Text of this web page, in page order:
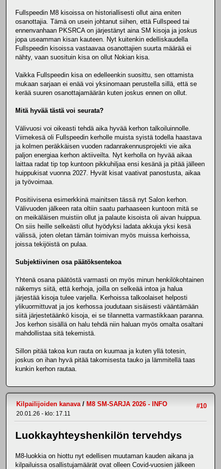
Fullspeedin M8 kisoissa on historiallisesti ollut aina eniten
osanottajia. Tämä on usein johtanut siihen, että Fullspeed tai
ennenvanhaan PKSRCA on järjestänyt aina SM kisoja ja joskus
jopa useamman kisan kauteen. Nyt kuitenkin edelliskaudella
Fullspeedin kisoissa vastaavaa osanottajien suurta määrää ei
nähty, vaan suosituin kisa on ollut Nokian kisa.
Vaikka Fullspeedin kisa on edelleenkin suosittu, sen ottamista
mukaan sarjaan ei enää voi yksinomaan perustella sillä, että se
kerää suuren osanottajamäärän kuten joskus ennen on ollut.
Mitä hyvää tästä voi seurata?
Välivuosi voi oikeasti tehdä aika hyvää kerhon talkoiluinnolle.
Viimekesä oli Fullspeedin kerholle muista syistä todella haastava
ja kolmen peräkkäisen vuoden radanrakennusprojekti vie aika
paljon energiaa kerhon aktiiveilta. Nyt kerholla on hyvää aikaa
laittaa radat tip top kuntoon pikkuhiljaa ensi kesänä ja pitää jälleen
huippukisat vuonna 2027. Hyvät kisat vaativat panostusta, aikaa
ja työvoimaa.
Positiivisena esimerkkinä mainitsen tässä nyt Salon kerhon.
Välivuoden jälkeen rata oltiin saatu parhaaseen kuntoon mitä se
on meikäläisen muistiin ollut ja palaute kisoista oli aivan huippua.
On siis heille selkeästi ollut hyödyksi ladata akkuja yksi kesä
välissä, joten oletan tämän toimivan myös muissa kerhoissa,
joissa tekijöistä on pulaa.
Subjektiivinen osa päätöksentekoa
Yhtenä osana päätöstä varmasti on myös minun henkilökohtainen
näkemys siitä, että kerhoja, joilla on selkeää intoa ja halua
järjestää kisoja tulee varjella. Kerhoissa talkoolaiset helposti
ylikuormittuvat ja jos kerhossa joudutaan sisäisesti vääntämään
siitä järjestetäänkö kisoja, ei se tilannetta varmastikkaan paranna.
Jos kerhon sisällä on halu tehdä niin haluan myös omalta osaltani
mahdollistaa sitä tekemistä.
Sillon pitää takoa kun rauta on kuumaa ja kuten yllä totesin,
joskus on ihan hyvä pitää takomisesta tauko ja lämmitellä taas
kunkin kerhon rautaa.
#10
Kilpailijoiden kanava/ M8 SM-SARJA 2026 - INFO
20.01.26 - klo: 17.11
Luokkayhteyshenkilön tervehdys
M8-luokkia on hiottu nyt edellisen muutaman kauden aikana ja
kilpailuissa osallistujamäärät ovat olleen Covid-vuosien jälkeen